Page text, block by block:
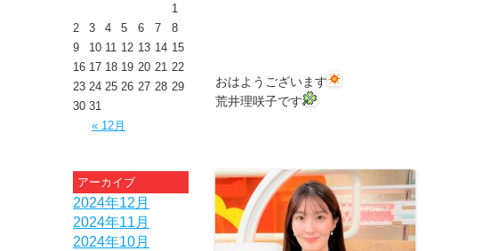
1
2
3 4 5 6 7
8
9
10 11 12 13 14 15
16 17 18 19 20 21 22
23 24 25 26 27 28 29
30 31
« 12月
アーカイブ
2024年12月
2024年11月
2024年10月
おはようございます
荒井理咲子です